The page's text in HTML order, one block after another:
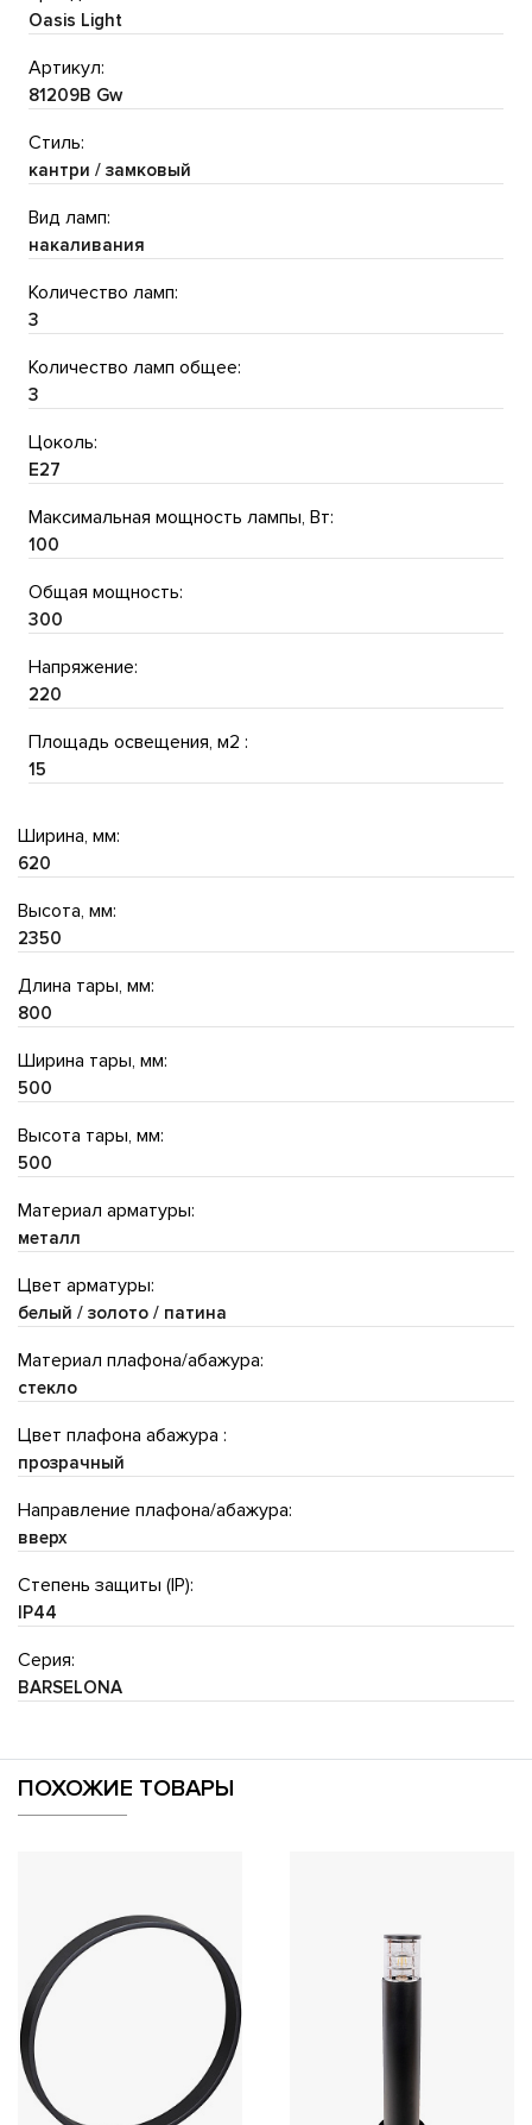
Oasis Light
Артикул:
81209B Gw
Стиль:
кантри / замковый
Вид ламп:
накаливания
Количество ламп:
3
Количество ламп общее:
3
Цоколь:
E27
Максимальная мощность лампы, Вт:
100
Общая мощность:
300
Напряжение:
220
Площадь освещения, м2 :
15
Ширина, мм:
620
Высота, мм:
2350
Длина тары, мм:
800
Ширина тары, мм:
500
Высота тары, мм:
500
Материал арматуры:
металл
Цвет арматуры:
белый / золото / патина
Материал плафона/абажура:
стекло
Цвет плафона абажура :
прозрачный
Направление плафона/абажура:
вверх
Степень защиты (IP):
IP44
Серия:
BARSELONA
ПОХОЖИЕ ТОВАРЫ